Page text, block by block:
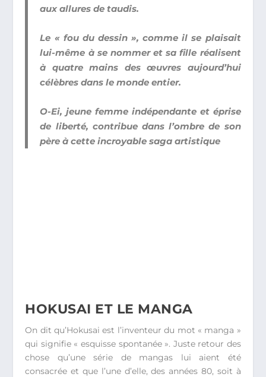
aux allures de taudis.
Le « fou du dessin », comme il se plaisait
lui-même à se nommer et sa fille réalisent
à quatre mains des œuvres aujourd’hui
célèbres dans le monde entier.
O-Ei, jeune femme indépendante et éprise
de liberté, contribue dans l’ombre de son
père à cette incroyable saga artistique
HOKUSAI ET LE MANGA
On dit qu’Hokusai est l’inventeur du mot « manga »
qui signifie « esquisse spontanée ». Juste retour des
chose qu’une série de mangas lui aient été
consacrée et que l’une d’elle, des années 80, soit à